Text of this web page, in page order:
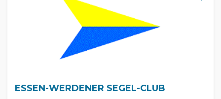
ESSEN-WERDENER SEGEL-CLUB